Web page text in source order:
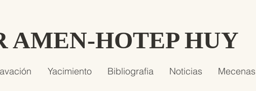
AMEN-HOTEP HUY
Yacimiento Bibliografia Noticias Mecenas